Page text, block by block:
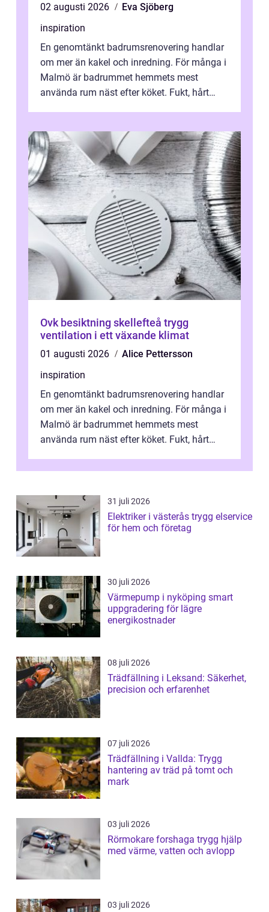
02 augusti 2026
Eva Sjöberg
inspiration
En genomtänkt badrumsrenovering handlar
om mer än kakel och inredning. För många i
Malmö är badrummet hemmets mest
använda rum näst efter köket. Fukt, hårt
Ovk besiktning skellefteå trygg
ventilation i ett växande klimat
01 augusti 2026
Alice Pettersson
inspiration
En genomtänkt badrumsrenovering handlar
om mer än kakel och inredning. För många i
Malmö är badrummet hemmets mest
använda rum näst efter köket. Fukt, hårt
...
31 juli 2026
Elektriker i västerås trygg elservice
för hem och företag
30 juli 2026
Värmepump i nyköping smart
uppgradering för lägre
energikostnader
08 juli 2026
Trädfällning i Leksand: Säkerhet,
precision och erfarenhet
07 juli 2026
Trädfällning i Vallda: Trygg
hantering av träd på tomt och
mark
03 juli 2026
Rörmokare forshaga trygg hjälp
med värme, vatten och avlopp
03 juli 2026